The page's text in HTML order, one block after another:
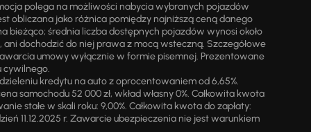
polega na możliwości nabycia wybranych pojazdów
obliczana jako różnica pomiędzy najniższą ceną danego
bieżąco; średnia liczba dostępnych pojazdów wynosi około
dochodzić do niej prawa z mocą wsteczną. Szczegółowe
umowy wyłącznie w formie pisemnej. Prezentowane
cywilnego.
kredytu na auto z oprocentowaniem od 6,65%.
samochodu 52 000 zł, wkład własny 0%. Całkowita kwota
stałe w skali roku: 9,00%. Całkowita kwota do zapłaty:
11.12.2025 r. Zawarcie ubezpieczenia nie jest warunkiem